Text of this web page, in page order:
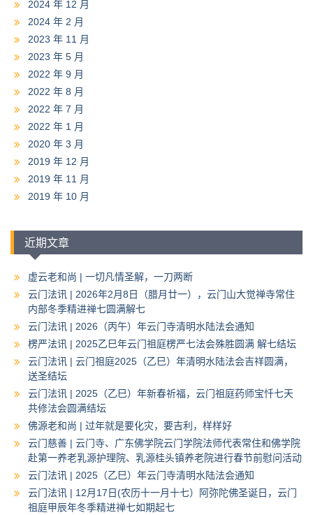
2024 年 12 月
2024 年 2 月
2023 年 11 月
2023 年 5 月
2022 年 9 月
2022 年 8 月
2022 年 7 月
2022 年 1 月
2020 年 3 月
2019 年 12 月
2019 年 11 月
2019 年 10 月
近期文章
虚云老和尚 | 一切凡情圣解，一刀两断
云门法讯 | 2026年2月8日（腊月廿一），云门山大觉禅寺常住
内部冬季精进禅七圆满解七
云门法讯 | 2026（丙午）年云门寺清明水陆法会通知
楞严法讯 | 2025乙巳年云门祖庭楞严七法会殊胜圆满 解七结坛
云门法讯 | 云门祖庭2025（乙巳）年清明水陆法会吉祥圆满，
送圣结坛
云门法讯 | 2025（乙巳）年新春祈福，云门祖庭药师宝忏七天
共修法会圆满结坛
佛源老和尚 | 过年就是要化灾，要吉利，样样好
云门慈善 | 云门寺、广东佛学院云门学院法师代表常住和佛学院
赴第一养老乳源护理院、乳源桂头镇养老院进行春节前慰问活动
云门法讯 | 2025（乙巳）年云门寺清明水陆法会通知
云门法讯 | 12月17日(农历十一月十七）阿弥陀佛圣诞日，云门
祖庭甲辰年冬季精进禅七如期起七